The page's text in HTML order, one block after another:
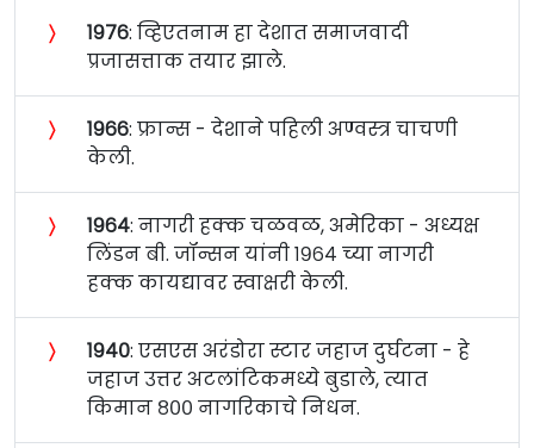
〉 १९७६: व्हिएतनाम हा देशात समाजवादी
प्रजासत्ताक तयार झाले.
〉 १९६६: फ्रान्स - देशाने पहिली अण्वस्त्र चाचणी
केली.
〉 १९६४: नागरी हक्क चळवळ, अमेरिका - अध्यक्ष
लिंडन बी. जॉन्सन यांनी १९६४ च्या नागरी
हक्क कायद्यावर स्वाक्षरी केली.
〉 १९४०: एसएस अरंडोरा स्टार जहाज दुर्घटना - हे
जहाज उत्तर अटलांटिकमध्ये बुडाले, त्यात
किमान ८०० नागरिकाचे निधन.